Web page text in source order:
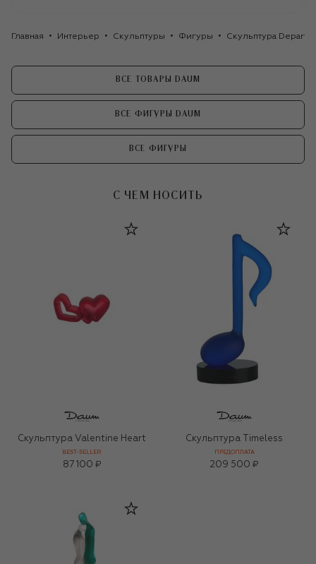
Главная Интерьер Скульптуры Фигуры Скульптура Depart
ВСЕ ТОВАРЫ DAUM
ВСЕ ФИГУРЫ DAUM
ВСЕ ФИГУРЫ
С ЧЕМ НОСИТЬ
Скульптура Valentine Heart
BEST-SELLER
87 100 ₽
Скульптура Timeless
ПРЕДОПЛАТА
209 500 ₽